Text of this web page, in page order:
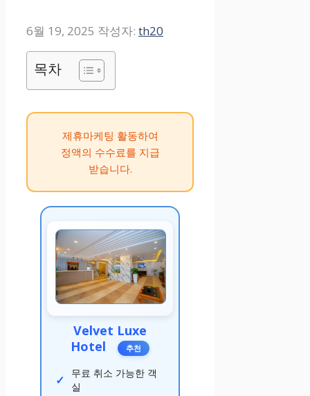
6월 19, 2025 작성자: th20
목차
제휴마케팅 활동하여
정액의 수수료를 지급
받습니다.
Velvet Luxe
Hotel
추천
무료 취소 가능한 객
실